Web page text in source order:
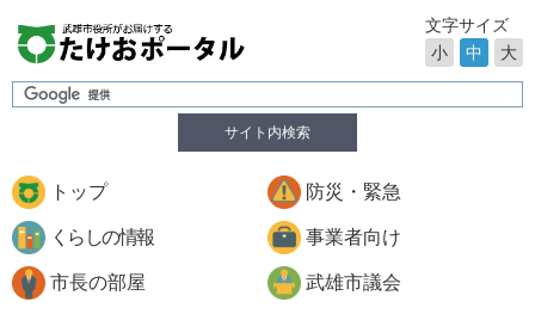
サイト内検索
文字サイズ
小
中 大
トップ 防災・緊急
くらしの情報 事業者向け
市長の部屋 武雄市議会